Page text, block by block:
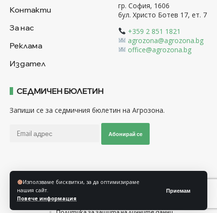
Използваме бисквитки, за да оптимизираме
нашия сайт.
Повече информация
Приемам
Контакти
За нас
Реклама
Издател
гр. София, 1606
бул. Христо Ботев 17, ет. 7
+359 2 851 1821
agrozona@agrozona.bg
office@agrozona.bg
СЕДМИЧЕН БЮЛЕТИН
Запиши се за седмичния бюлетин на Агрозона.
Абонирай се
Общи условия
Политика за използване на “Бисквитки”